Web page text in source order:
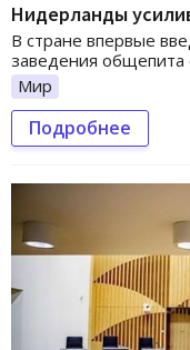
Нидерланды
В стране впервые
заведения общепита
Мир
Подробнее